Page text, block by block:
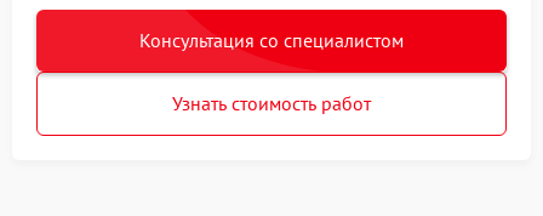
Консультация со специалистом
Узнать стоимость работ